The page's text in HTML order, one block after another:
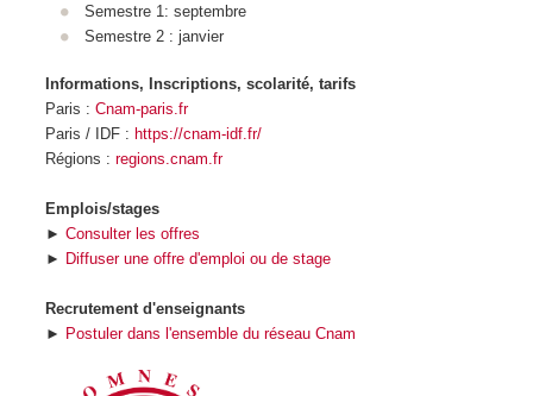
Semestre 1: septembre
Semestre 2 : janvier
Informations, Inscriptions, scolarité, tarifs
Paris : Cnam-paris.fr
Paris / IDF : https://cnam-idf.fr/
Régions : regions.cnam.fr
Emplois/stages
► Consulter les offres
► Diffuser une offre d'emploi ou de stage
Recrutement d'enseignants
► Postuler dans l'ensemble du réseau Cnam